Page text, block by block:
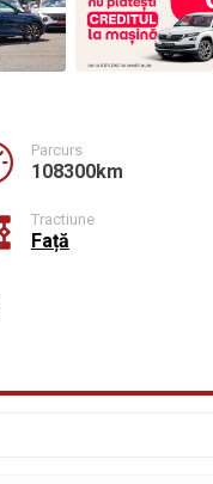
Parcurs
108300km
Tractiune
Față